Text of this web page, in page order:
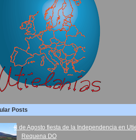
Posts
8 de Agosto fiesta de la Independencia en
Requena DO